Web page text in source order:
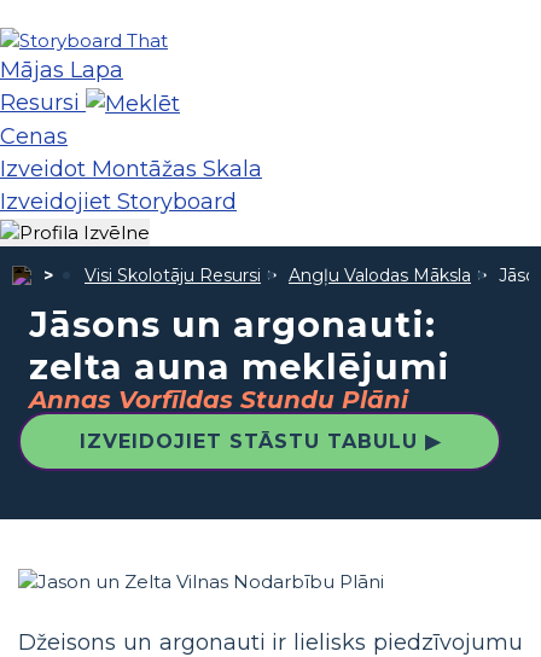
Mājas Lapa
Resursi
Cenas
Izveidot Montāžas Skala
Izveidojiet Storyboard
Visi Skolotāju Resursi Angļu Valodas Māksla
Jāsons un argonauti:
zelta auna meklējumi
Annas Vorfīldas Stundu Plāni
IZVEIDOJIET STĀSTU TABULU ▶
Džeisons un argonauti ir lielisks piedzīvojumu